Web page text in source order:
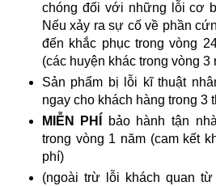
chóng đối với những lỗi cơ
Nếu xảy ra sự cố về phần
đến khắc phục trong vòng
(các huyện khác trong vòng 3
Sản phẩm bị lỗi kĩ thuật
ngay cho khách hàng trong 3
MIỄN PHÍ
bảo hành tận
trong vòng 1 năm (cam kết
phí)
(ngoài trừ lỗi khách quan